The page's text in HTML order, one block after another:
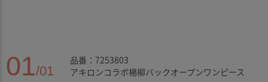
01/01
品番：7253803
アキロンコラボ楊柳バックオープンワンピース